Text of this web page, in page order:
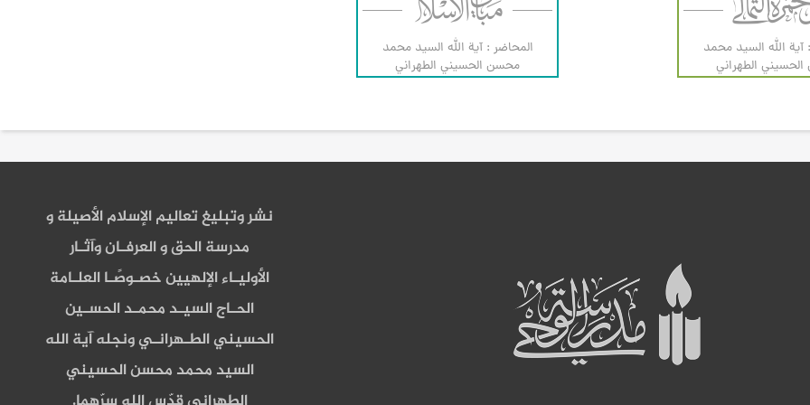
آية الله السيد محمد
الطهراني
المحاضر : آية الله السيد محمد
محسن الحسيني الطهراني
نشر وتبليغ تعاليم الإسلام الأصيلة و
مدرسة الحق و العرفـان وآثـار
الأوليـاء الإلهيين خصـوصًـا العلـامة
الحـاج السيـد محمـد الحسـين
الحسيني الطـهرانـي ونجله آية الله
السيد محمد محسن الحسيني